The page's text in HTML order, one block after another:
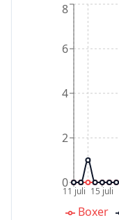
11 juli 15 juli
0
2
4
6
8
Boxer